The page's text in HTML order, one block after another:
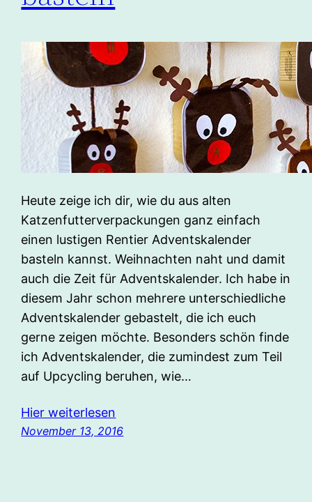
Heute zeige ich dir, wie du aus alten
Katzenfutterverpackungen ganz einfach
einen lustigen Rentier Adventskalender
basteln kannst. Weihnachten naht und damit
auch die Zeit für Adventskalender. Ich habe in
diesem Jahr schon mehrere unterschiedliche
Adventskalender gebastelt, die ich euch
gerne zeigen möchte. Besonders schön finde
ich Adventskalender, die zumindest zum Teil
auf Upcycling beruhen, wie…
Hier weiterlesen
November 13, 2016